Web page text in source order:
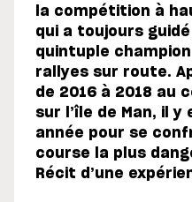
la compétition à
qui a toujours
quintuple
rallyes sur route.
de 2016 à 2018 au
sur l’île de Man, il
année pour se
course la plus
Récit d’une